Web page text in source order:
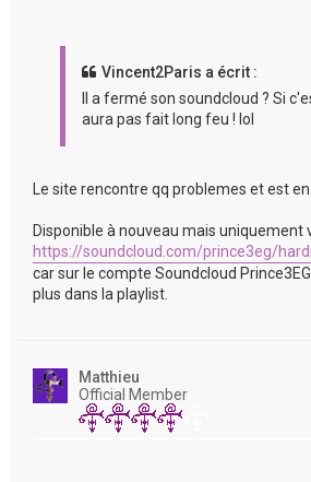
Vincent2Paris a écrit :
Il a fermé son soundcloud ? Si
aura pas fait long feu ! lol
Le site rencontre qq problemes et est
Disponible à nouveau mais uniquement
https://soundcloud.com/prince3eg/
car sur le compte Soundcloud
plus dans la playlist.
Matthieu
Official Member